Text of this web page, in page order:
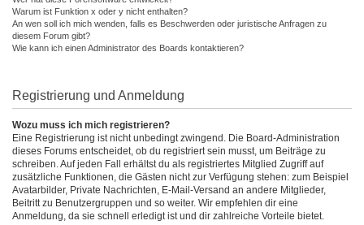
Warum ist Funktion x oder y nicht enthalten?
An wen soll ich mich wenden, falls es Beschwerden oder juristische Anfragen zu
diesem Forum gibt?
Wie kann ich einen Administrator des Boards kontaktieren?
Registrierung und Anmeldung
Wozu muss ich mich registrieren?
Eine Registrierung ist nicht unbedingt zwingend. Die Board-Administration
dieses Forums entscheidet, ob du registriert sein musst, um Beiträge zu
schreiben. Auf jeden Fall erhältst du als registriertes Mitglied Zugriff auf
zusätzliche Funktionen, die Gästen nicht zur Verfügung stehen: zum Beispiel
Avatarbilder, Private Nachrichten, E-Mail-Versand an andere Mitglieder,
Beitritt zu Benutzergruppen und so weiter. Wir empfehlen dir eine
Anmeldung, da sie schnell erledigt ist und dir zahlreiche Vorteile bietet.